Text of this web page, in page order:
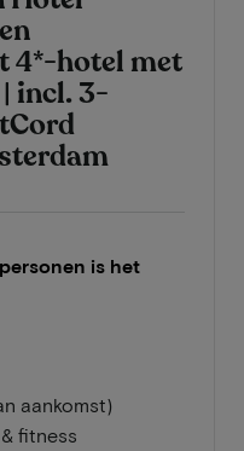
4*-hotel met
incl. 3-
is het
aankomst)
fitness